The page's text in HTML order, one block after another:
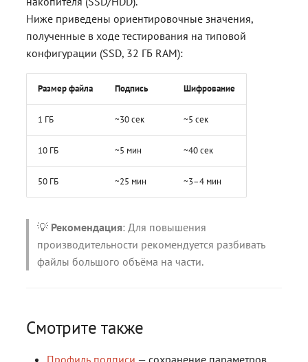
Ниже приведены ориентировочные значения,
полученные в ходе тестирования на типовой
конфигурации (SSD, 32 ГБ RAM):
Размер файла Подпись Шифрование
1 ГБ ~30 сек ~5 сек
10 ГБ ~5 мин ~40 сек
50 ГБ ~25 мин ~3–4 мин
💡 Рекомендация: Для повышения
производительности рекомендуется разбивать
файлы большого объёма на части.
Смотрите также
Профиль подписи — сохранение параметров